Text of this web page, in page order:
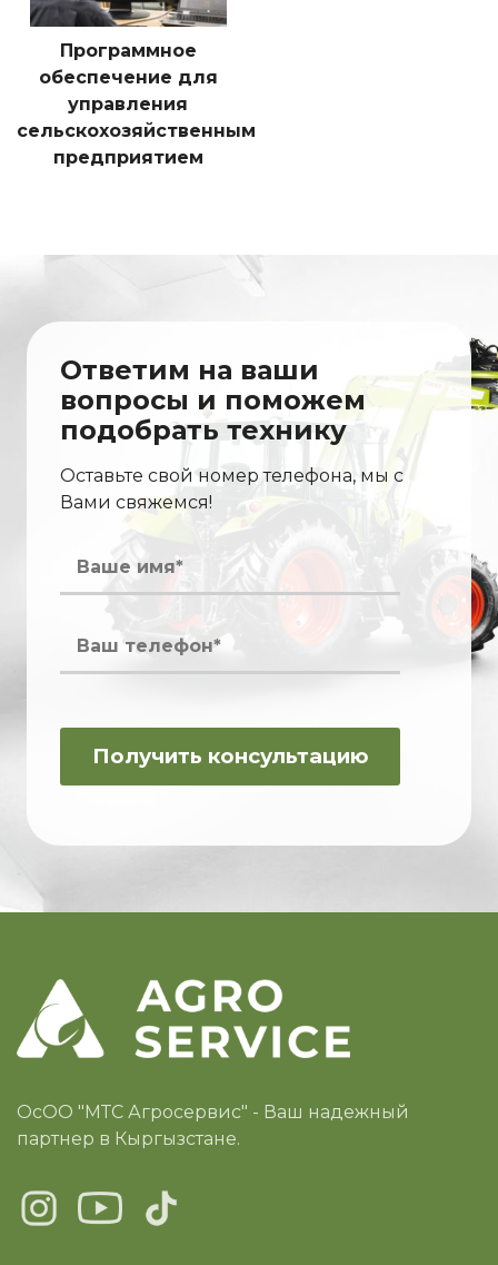
Программное
обеспечение для
управления
сельскохозяйственным
предприятием
Ответим на ваши
вопросы и поможем
подобрать технику
Оставьте свой номер телефона, мы с
Вами свяжемся!
ОсОО "МТС Агросервис" - Ваш надежный
партнер в Кыргызстане.